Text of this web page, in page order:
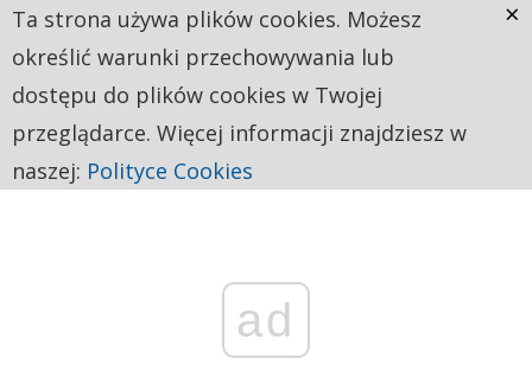
ad
Ta strona używa plików cookies. Możesz
określić warunki przechowywania lub
dostępu do plików cookies w Twojej
przeglądarce. Więcej informacji znajdziesz w
naszej: Polityce Cookies
×